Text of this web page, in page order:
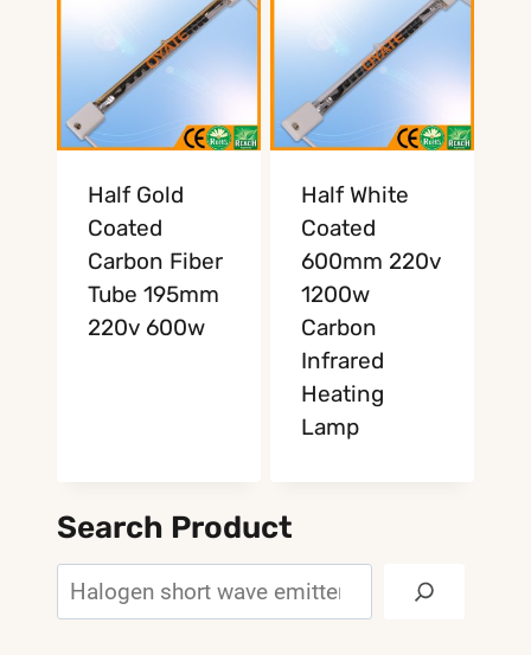
Half Gold
Coated
Carbon Fiber
Tube 195mm
220v 600w
Half White
Coated
600mm 220v
1200w
Carbon
Infrared
Heating
Lamp
Search Product